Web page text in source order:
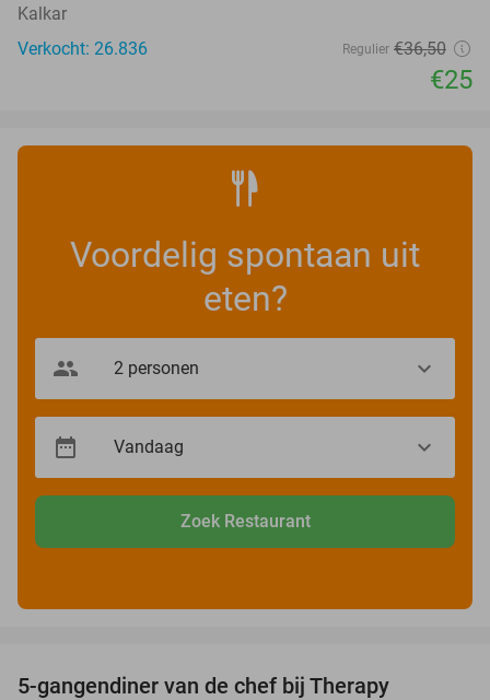
Kalkar
Verkocht: 26.836
Regulier €36,50
€25
Voordelig spontaan uit
eten?
Zoek Restaurant
5-gangendiner van de chef bij Therapy